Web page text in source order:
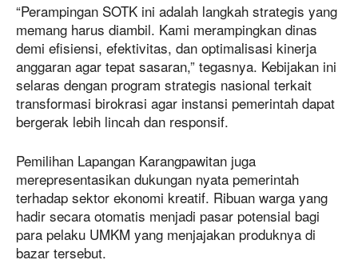
“Perampingan SOTK ini adalah langkah strategis yang
memang harus diambil. Kami merampingkan dinas
demi efisiensi, efektivitas, dan optimalisasi kinerja
anggaran agar tepat sasaran,” tegasnya. Kebijakan ini
selaras dengan program strategis nasional terkait
transformasi birokrasi agar instansi pemerintah dapat
bergerak lebih lincah dan responsif.
Pemilihan Lapangan Karangpawitan juga
merepresentasikan dukungan nyata pemerintah
terhadap sektor ekonomi kreatif. Ribuan warga yang
hadir secara otomatis menjadi pasar potensial bagi
para pelaku UMKM yang menjajakan produknya di
bazar tersebut.